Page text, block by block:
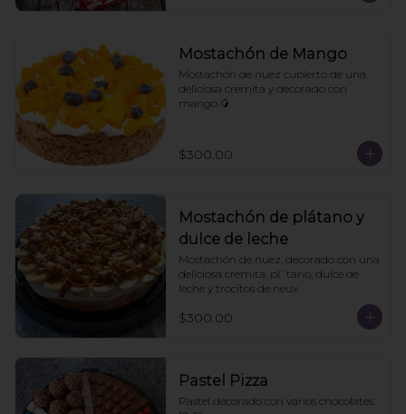
Mostachón de Mango
Mostachón de nuez cubierto de una
deliciosa cremita y decorado con
mango.🥭
$300.00
Mostachón de plátano y
dulce de leche
Mostachón de nuez, decorado con una
deliciosa cremita, pl´tano, dulce de
leche y trocitos de neux
$300.00
Pastel Pizza
Pastel decorado con varios chocolates.